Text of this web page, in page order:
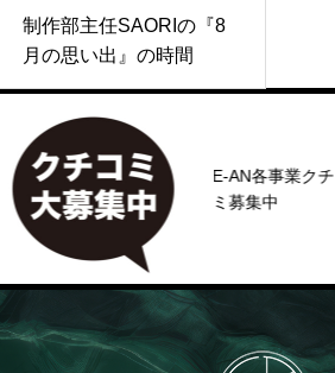
制作部主任SAORIの『8
月の思い出』の時間
E-AN各事業クチコ
ミ募集中